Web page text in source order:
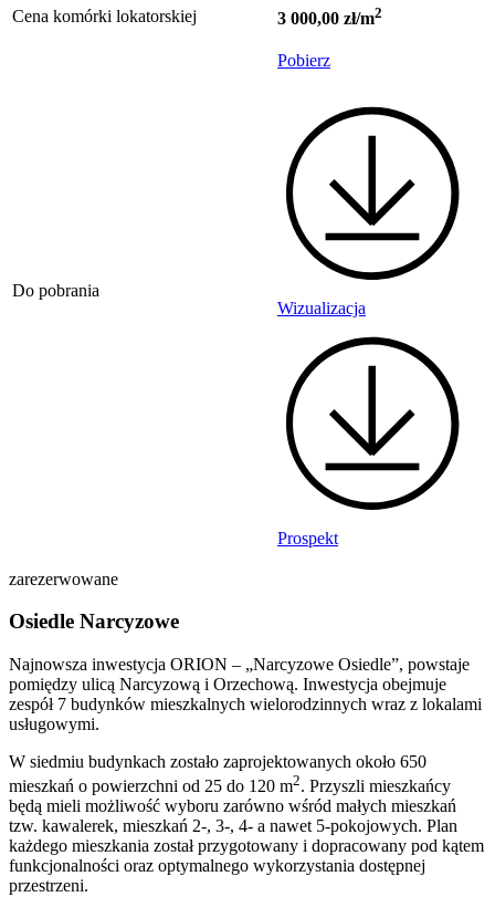
Cena komórki lokatorskiej
3 000,00 zł/m2
Do pobrania
Pobierz
Wizualizacja
Prospekt
zarezerwowane
Osiedle Narcyzowe
Najnowsza inwestycja ORION – „Narcyzowe Osiedle”, powstaje
pomiędzy ulicą Narcyzową i Orzechową. Inwestycja obejmuje
zespół 7 budynków mieszkalnych wielorodzinnych wraz z lokalami
usługowymi.
W siedmiu budynkach zostało zaprojektowanych około 650
mieszkań o powierzchni od 25 do 120 m2. Przyszli mieszkańcy
będą mieli możliwość wyboru zarówno wśród małych mieszkań
tzw. kawalerek, mieszkań 2-, 3-, 4- a nawet 5-pokojowych. Plan
każdego mieszkania został przygotowany i dopracowany pod kątem
funkcjonalności oraz optymalnego wykorzystania dostępnej
przestrzeni.